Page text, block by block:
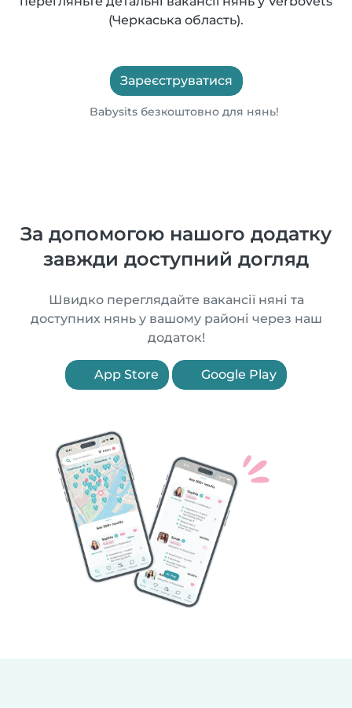
(Черкаська область).
Зареєструватися
Babysits безкоштовно для нянь!
За допомогою нашого додатку
завжди доступний догляд
Швидко переглядайте вакансії няні та
доступних нянь у вашому районі через наш
додаток!
App Store Google Play